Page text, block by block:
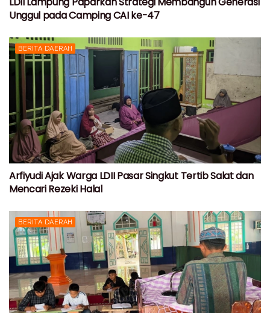
Unggul pada Camping CAI ke-47
BERITA DAERAH
Arfiyudi Ajak Warga LDII Pasar Singkut Tertib Salat dan
Mencari Rezeki Halal
BERITA DAERAH